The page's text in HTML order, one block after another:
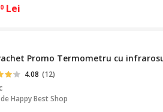
Lei
Promo Termometru cu
4.08 (12)
Happy Best Shop